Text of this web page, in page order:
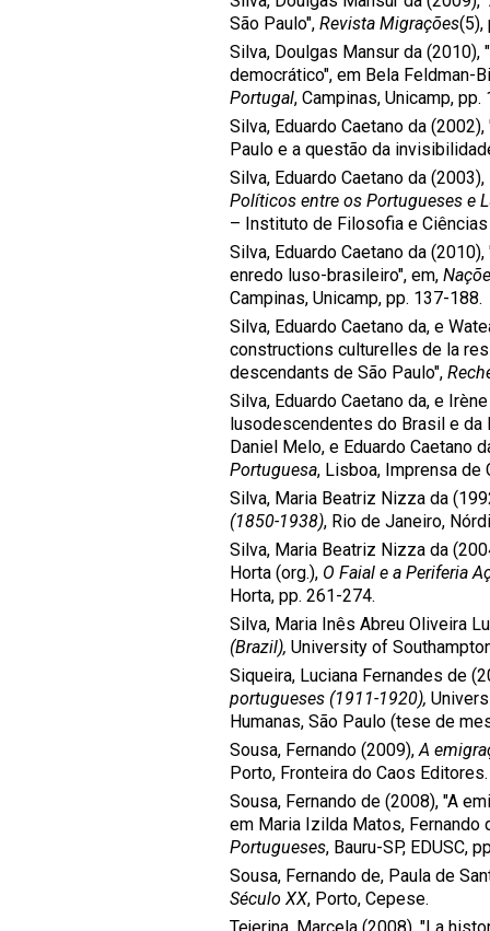
São Paulo", Revista Migrações(5),
Silva, Doulgas Mansur da
democrático", em Bela Feldman-
Portugal, Campinas, Unicamp, pp.
Silva, Eduardo Caetano da
Paulo e a questão da
Silva, Eduardo Caetano da (2003),
Políticos entre os Portugueses e
– Instituto de Filosofia e
Silva, Eduardo Caetano da
enredo luso-brasileiro", em,
Campinas, Unicamp, pp. 137-188.
Silva, Eduardo Caetano da, e
constructions culturelles de la
descendants de São Paulo",
Silva, Eduardo Caetano da, e
lusodescendentes do Brasil e da
Daniel Melo, e Eduardo Caetano
Portuguesa, Lisboa, Imprensa de
Silva, Maria Beatriz Nizza da
(1850-1938), Rio de Janeiro,
Silva, Maria Beatriz Nizza da
Horta (org.), O Faial e a Periferia
Horta, pp. 261-274.
Silva, Maria Inês Abreu Oliveira
(Brazil), University of
Siqueira, Luciana Fernandes de
portugueses (1911-1920),
Humanas, São Paulo (tese de
Sousa, Fernando (2009),A
Porto, Fronteira do Caos Editores.
Sousa, Fernando de (2008), "A
em Maria Izilda Matos, Fernando
Portugueses, Bauru-SP, EDUSC,
Sousa, Fernando de, Paula de
Século XX, Porto, Cepese.